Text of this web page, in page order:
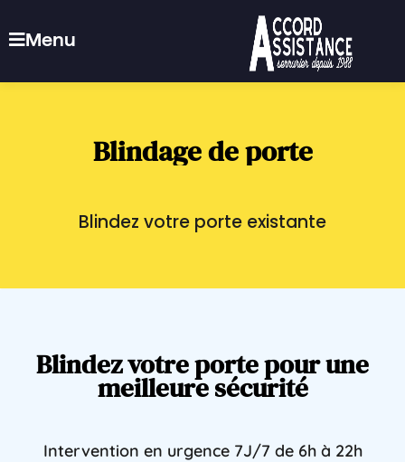
Menu
Blindagedeporte
Blindez votre porte existante
Blindezvotreportepourune
meilleuresécurité
Intervention en urgence 7J/7 de 6h à 22h